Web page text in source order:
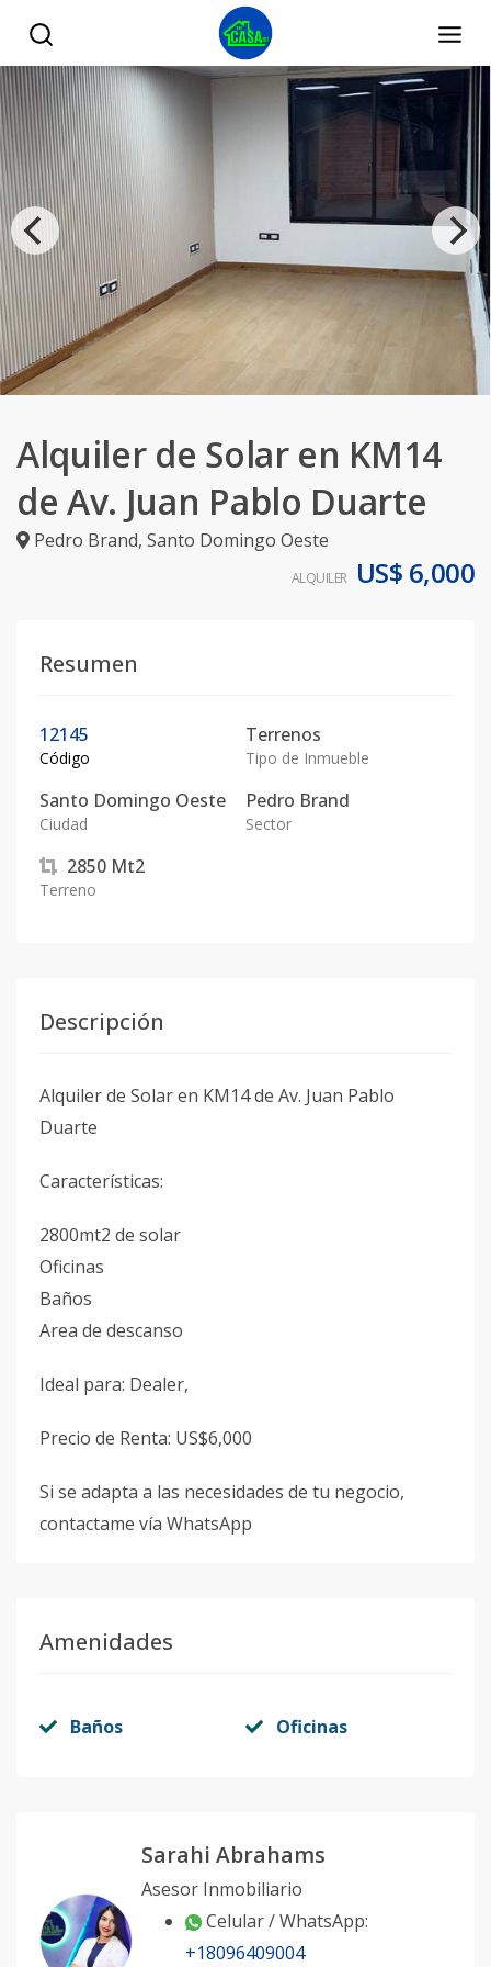
Alquiler de Solar en KM14
de Av. Juan Pablo Duarte
Pedro Brand, Santo Domingo Oeste
ALQUILER US$ 6,000
Resumen
12145
Código
Terrenos
Tipo de Inmueble
Santo Domingo Oeste
Ciudad
Pedro Brand
Sector
2850 Mt2
Terreno
Descripción
Alquiler de Solar en KM14 de Av. Juan Pablo
Duarte
Características:
2800mt2 de solar
Oficinas
Baños
Area de descanso
Ideal para: Dealer,
Precio de Renta: US$6,000
Si se adapta a las necesidades de tu negocio,
contactame vía WhatsApp
Amenidades
Baños Oficinas
Sarahi Abrahams
Asesor Inmobiliario
Celular / WhatsApp:
+18096409004